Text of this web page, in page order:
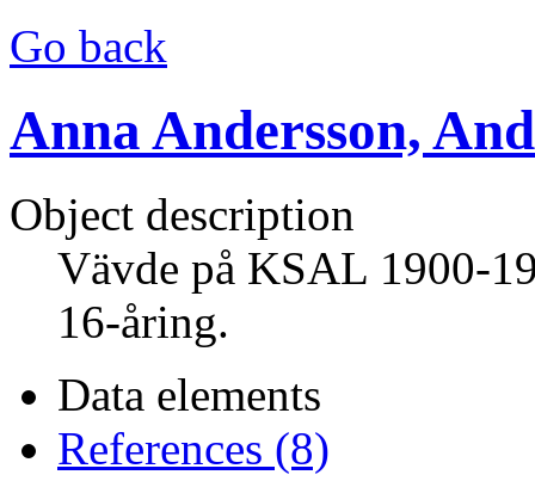
Go back
Anna Andersson,
Object description
Vävde på KSAL 1900-
16-åring.
Data elements
References (8)